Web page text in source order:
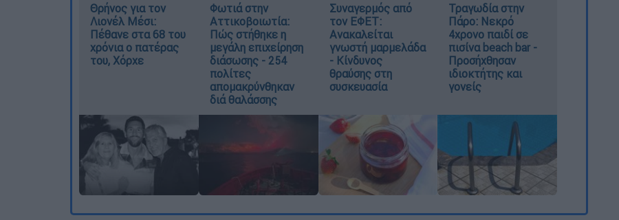
Θρήνος για τον
Λιονέλ Μέσι:
Πέθανε στα 68 του
χρόνια ο πατέρας
του, Χόρχε
Φωτιά στην
Αττικοβοιωτία:
Πώς στήθηκε η
μεγάλη επιχείρηση
διάσωσης - 254
πολίτες
απομακρύνθηκαν
διά θαλάσσης
Συναγερμός από
τον ΕΦΕΤ:
Ανακαλείται
γνωστή μαρμελάδα
- Κίνδυνος
θραύσης στη
συσκευασία
Τραγωδία στην
Πάρο: Νεκρό
4χρονο παιδί σε
πισίνα beach bar -
Προσήχθησαν
ιδιοκτήτης και
γονείς